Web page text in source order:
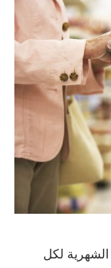
الشهرية لكل